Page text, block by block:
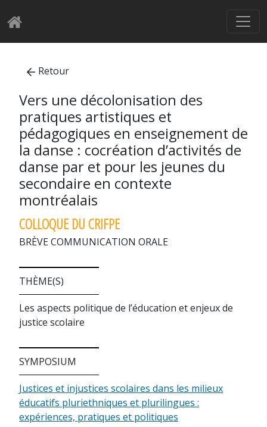
Retour
Vers une décolonisation des
pratiques artistiques et
pédagogiques en enseignement de
la danse : cocréation d’activités de
danse par et pour les jeunes du
secondaire en contexte
montréalais
COLLOQUE DU CRIFPE
BRÈVE COMMUNICATION ORALE
THÈME(S)
Les aspects politique de l’éducation et enjeux de
justice scolaire
SYMPOSIUM
Justices et injustices scolaires dans les milieux
éducatifs pluriethniques et plurilingues :
expériences, pratiques et politiques